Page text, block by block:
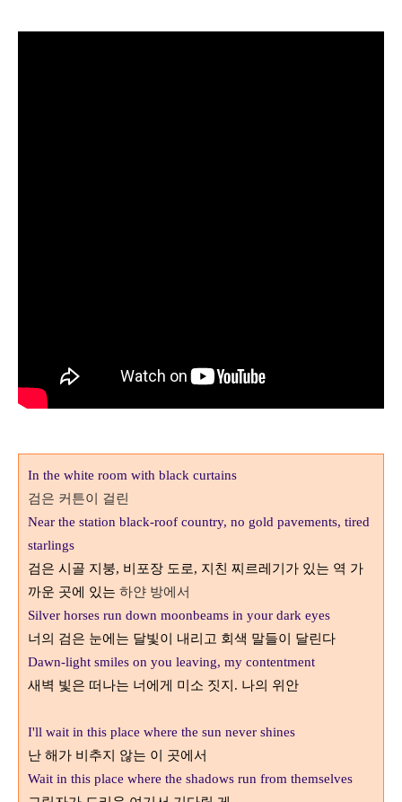
In the white room with black curtains
검은 커튼이 걸린
Near the station black-roof country, no gold pavements, tired
starlings
검은 시골 지붕, 비포장 도로, 지친 찌르레기가 있는 역 가
까운 곳에 있는 하얀 방에서
Silver horses run down moonbeams in your dark eyes
너의 검은 눈에는 달빛이 내리고 회색 말들이 달린다
Dawn-light smiles on you leaving, my contentment
새벽 빛은 떠나는 너에게 미소 짓지 . 나의 위안
I'll wait in this place where the sun never shines
난 해가 비추지 않는 이 곳에서
Wait in this place where the shadows run from themselves